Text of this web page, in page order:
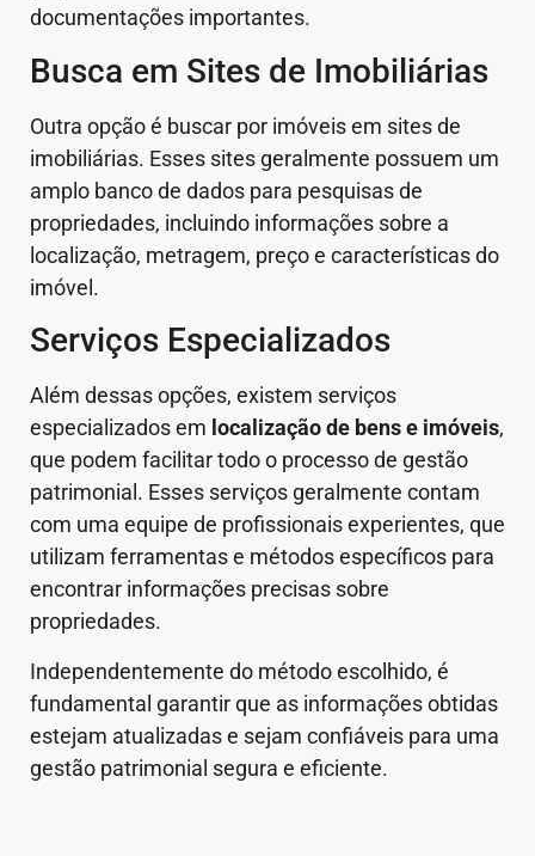
documentações importantes.
Busca em Sites de Imobiliárias
Outra opção é buscar por imóveis em sites de
imobiliárias. Esses sites geralmente possuem um
amplo banco de dados para pesquisas de
propriedades, incluindo informações sobre a
localização, metragem, preço e características do
imóvel.
Serviços Especializados
Além dessas opções, existem serviços
especializados em localização de bens e imóveis,
que podem facilitar todo o processo de gestão
patrimonial. Esses serviços geralmente contam
com uma equipe de profissionais experientes, que
utilizam ferramentas e métodos específicos para
encontrar informações precisas sobre
propriedades.
Independentemente do método escolhido, é
fundamental garantir que as informações obtidas
estejam atualizadas e sejam confiáveis para uma
gestão patrimonial segura e eficiente.